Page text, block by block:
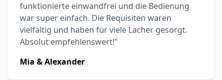
funktionierte einwandfrei und die Bedienung
war super einfach. Die Requisiten waren
vielfältig und haben für viele Lacher gesorgt.
Absolut empfehlenswert!"
Mia & Alexander